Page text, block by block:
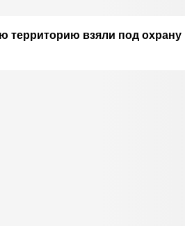
территорию взяли под охрану